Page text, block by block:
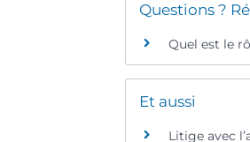
Questions ?
Quel est le
Et aussi
Litige avec